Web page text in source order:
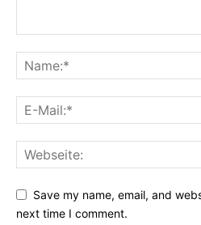
Save my name, email, and
next time I comment.